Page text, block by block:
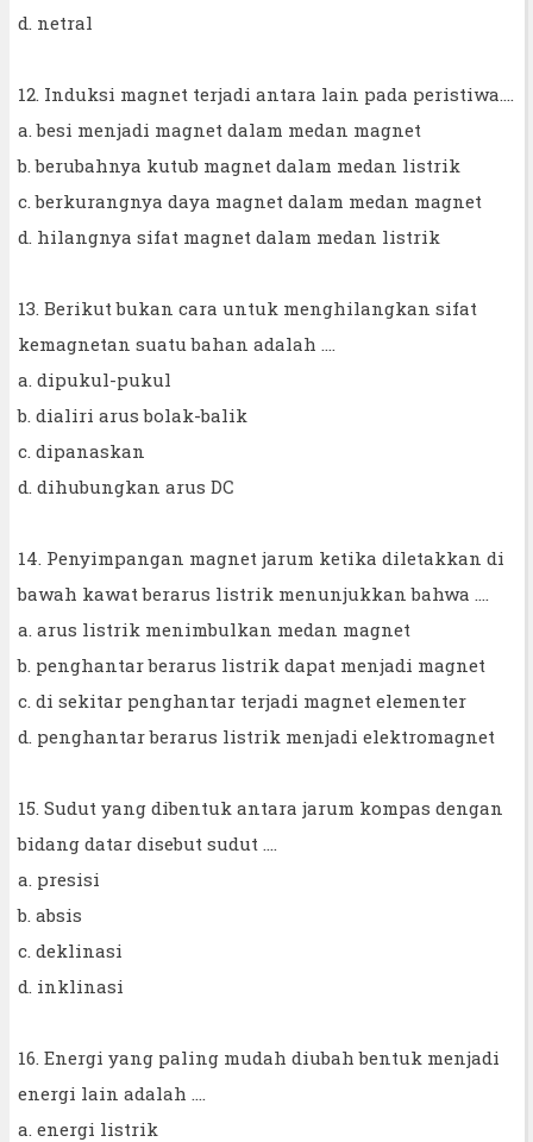
d. netral
12. Induksi magnet terjadi antara lain pada peristiwa....
a. besi menjadi magnet dalam medan magnet
b. berubahnya kutub magnet dalam medan listrik
c. berkurangnya daya magnet dalam medan magnet
d. hilangnya sifat magnet dalam medan listrik
13. Berikut bukan cara untuk menghilangkan sifat
kemagnetan suatu bahan adalah ....
a. dipukul-pukul
b. dialiri arus bolak-balik
c. dipanaskan
d. dihubungkan arus DC
14. Penyimpangan magnet jarum ketika diletakkan di
bawah kawat berarus listrik menunjukkan bahwa ....
a. arus listrik menimbulkan medan magnet
b. penghantar berarus listrik dapat menjadi magnet
c. di sekitar penghantar terjadi magnet elementer
d. penghantar berarus listrik menjadi elektromagnet
15. Sudut yang dibentuk antara jarum kompas dengan
bidang datar disebut sudut ....
a. presisi
b. absis
c. deklinasi
d. inklinasi
16. Energi yang paling mudah diubah bentuk menjadi
energi lain adalah ....
a. energi listrik